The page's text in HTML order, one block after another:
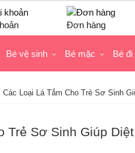
Đơn hàng
Bé vệ sinh Bé mặc Bé đi
Các Loại Lá Tắm Cho Trẻ Sơ Sinh
Trẻ Sơ Sinh Giúp